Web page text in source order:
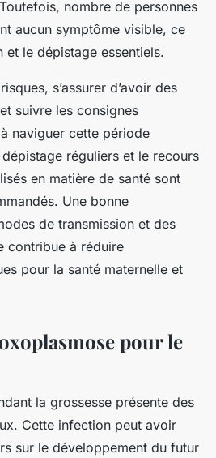
nombre de personnes
aucun symptôme visible, ce
le dépistage essentiels.
s’assurer d’avoir des
et suivre les consignes
naviguer cette période
réguliers et le recours
en matière de santé sont
Une bonne
de transmission et des
contribue à réduire
pour la santé maternelle et
pour le
la grossesse présente des
Cette infection peut avoir
sur le développement du futur